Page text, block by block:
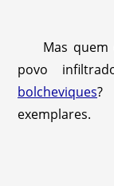
Mas
povo
bolcheviques?
exemplares.